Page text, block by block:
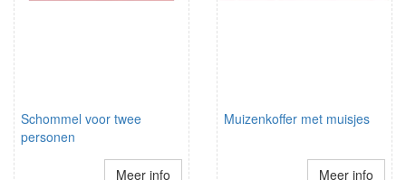
Schommel voor twee
personen
Meer info
Muizenkoffer met muisjes
Meer info